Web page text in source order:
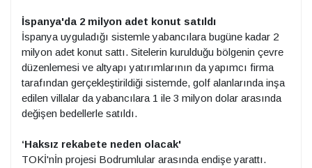
İspanya'da 2 milyon adet konut satıldı
İspanya uyguladığı sistemle yabancılara bugüne kadar 2
milyon adet konut sattı. Sitelerin kurulduğu bölgenin çevre
düzenlemesi ve altyapı yatırımlarının da yapımcı firma
tarafından gerçekleştirildiği sistemde, golf alanlarında inşa
edilen villalar da yabancılara 1 ile 3 milyon dolar arasında
değişen bedellerle satıldı.
‘Haksız rekabete neden olacak'
TOKİ'nİn projesi Bodrumlular arasında endişe yarattı.